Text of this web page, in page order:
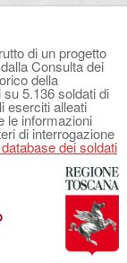
di un progetto
Consulta dei
della
5.136 soldati di
eserciti alleati
le informazioni
di interrogazione
dei soldati